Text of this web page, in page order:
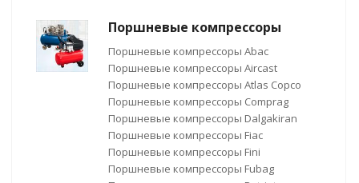
Поршневые компрессоры
Поршневые компрессоры Abac
Поршневые компрессоры Aircast
Поршневые компрессоры Atlas Copco
Поршневые компрессоры Comprag
Поршневые компрессоры Dalgakiran
Поршневые компрессоры Fiac
Поршневые компрессоры Fini
Поршневые компрессоры Fubag